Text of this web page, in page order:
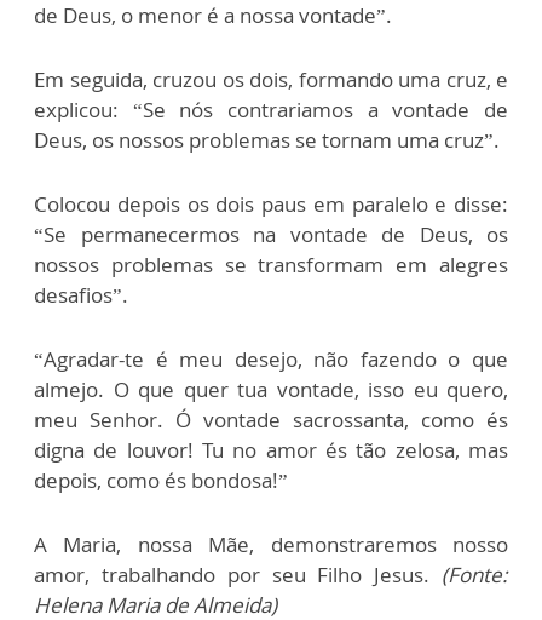
de Deus, o menor é a nossa vontade”.
Em seguida, cruzou os dois, formando uma cruz, e
explicou: “Se nós contrariamos a vontade de
Deus, os nossos problemas se tornam uma cruz”.
Colocou depois os dois paus em paralelo e disse:
“Se permanecermos na vontade de Deus, os
nossos problemas se transformam em alegres
desafios”.
“Agradar-te é meu desejo, não fazendo o que
almejo. O que quer tua vontade, isso eu quero,
meu Senhor. Ó vontade sacrossanta, como és
digna de louvor! Tu no amor és tão zelosa, mas
depois, como és bondosa!”
A Maria, nossa Mãe, demonstraremos nosso
amor, trabalhando por seu Filho Jesus. (Fonte:
Helena Maria de Almeida)